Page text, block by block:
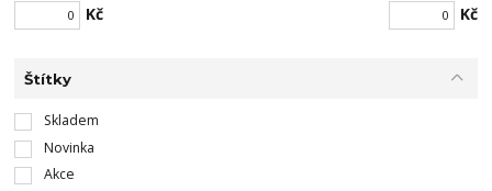
Kč Kč
Štítky
Skladem
Novinka
Akce